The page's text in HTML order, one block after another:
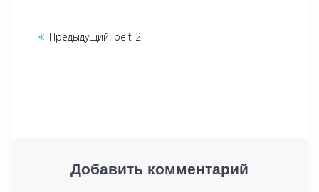
Навигация
Предыдущий: Предыдущая
belt-2
Добавить комментарий